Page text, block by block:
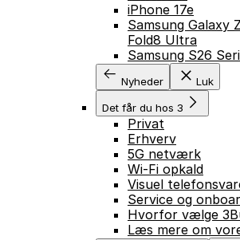
iPhone 17e
Samsung Galaxy
Fold8 Ultra
Samsung S26
Nyheder Luk
Det får du hos 3
Privat
Erhverv
5G netværk
Wi-Fi opkald
Visuel
Service og
Hvorfor vælge
Læs mere om